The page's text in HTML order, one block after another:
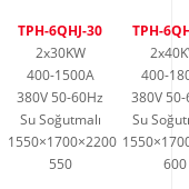
TPH-6QHJ-30
TPH-
2x30KW
400-1500A
400-
380V 50-60Hz
380V
Su Soğutmalı
Su
1550×1700×2200
550
600